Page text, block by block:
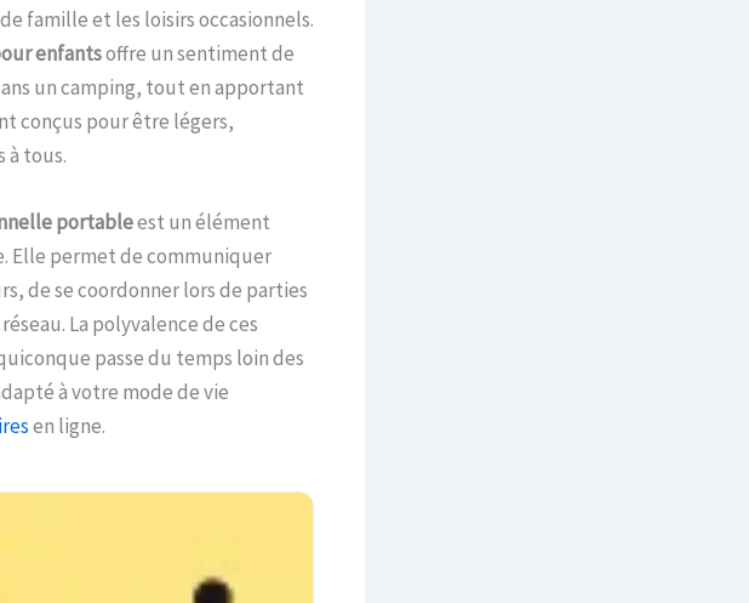
famille et les loisirs occasionnels.
enfantsoffre un sentiment de
un camping, tout en apportant
conçus pour être légers,
à tous.
portableest un élément
Elle permet de communiquer
de se coordonner lors de parties
La polyvalence de ces
passe du temps loin des
à votre mode de vie
en ligne.